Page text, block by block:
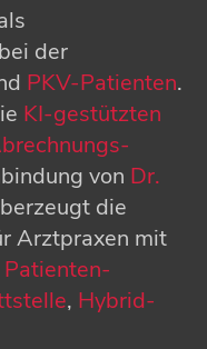
der
PKV-Patienten.
KI-gestützten
von Dr.
die
Arztpraxen mit
Patienten­
, Hybrid-